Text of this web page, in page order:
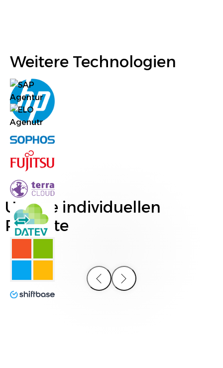
Weitere Technologien
Unsere individuellen
Projekte